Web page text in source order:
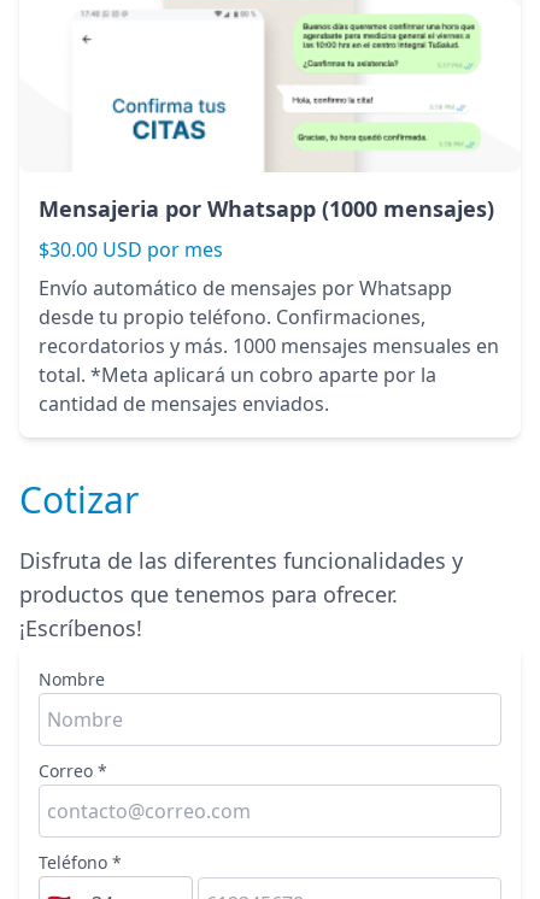
Mensajeria por Whatsapp (1000 mensajes)
$30.00 USD por mes
Envío automático de mensajes por Whatsapp
desde tu propio teléfono. Confirmaciones,
recordatorios y más. 1000 mensajes mensuales en
total. *Meta aplicará un cobro aparte por la
cantidad de mensajes enviados.
Cotizar
Disfruta de las diferentes funcionalidades y
productos que tenemos para ofrecer.
¡Escríbenos!
Nombre
Correo *
Teléfono *